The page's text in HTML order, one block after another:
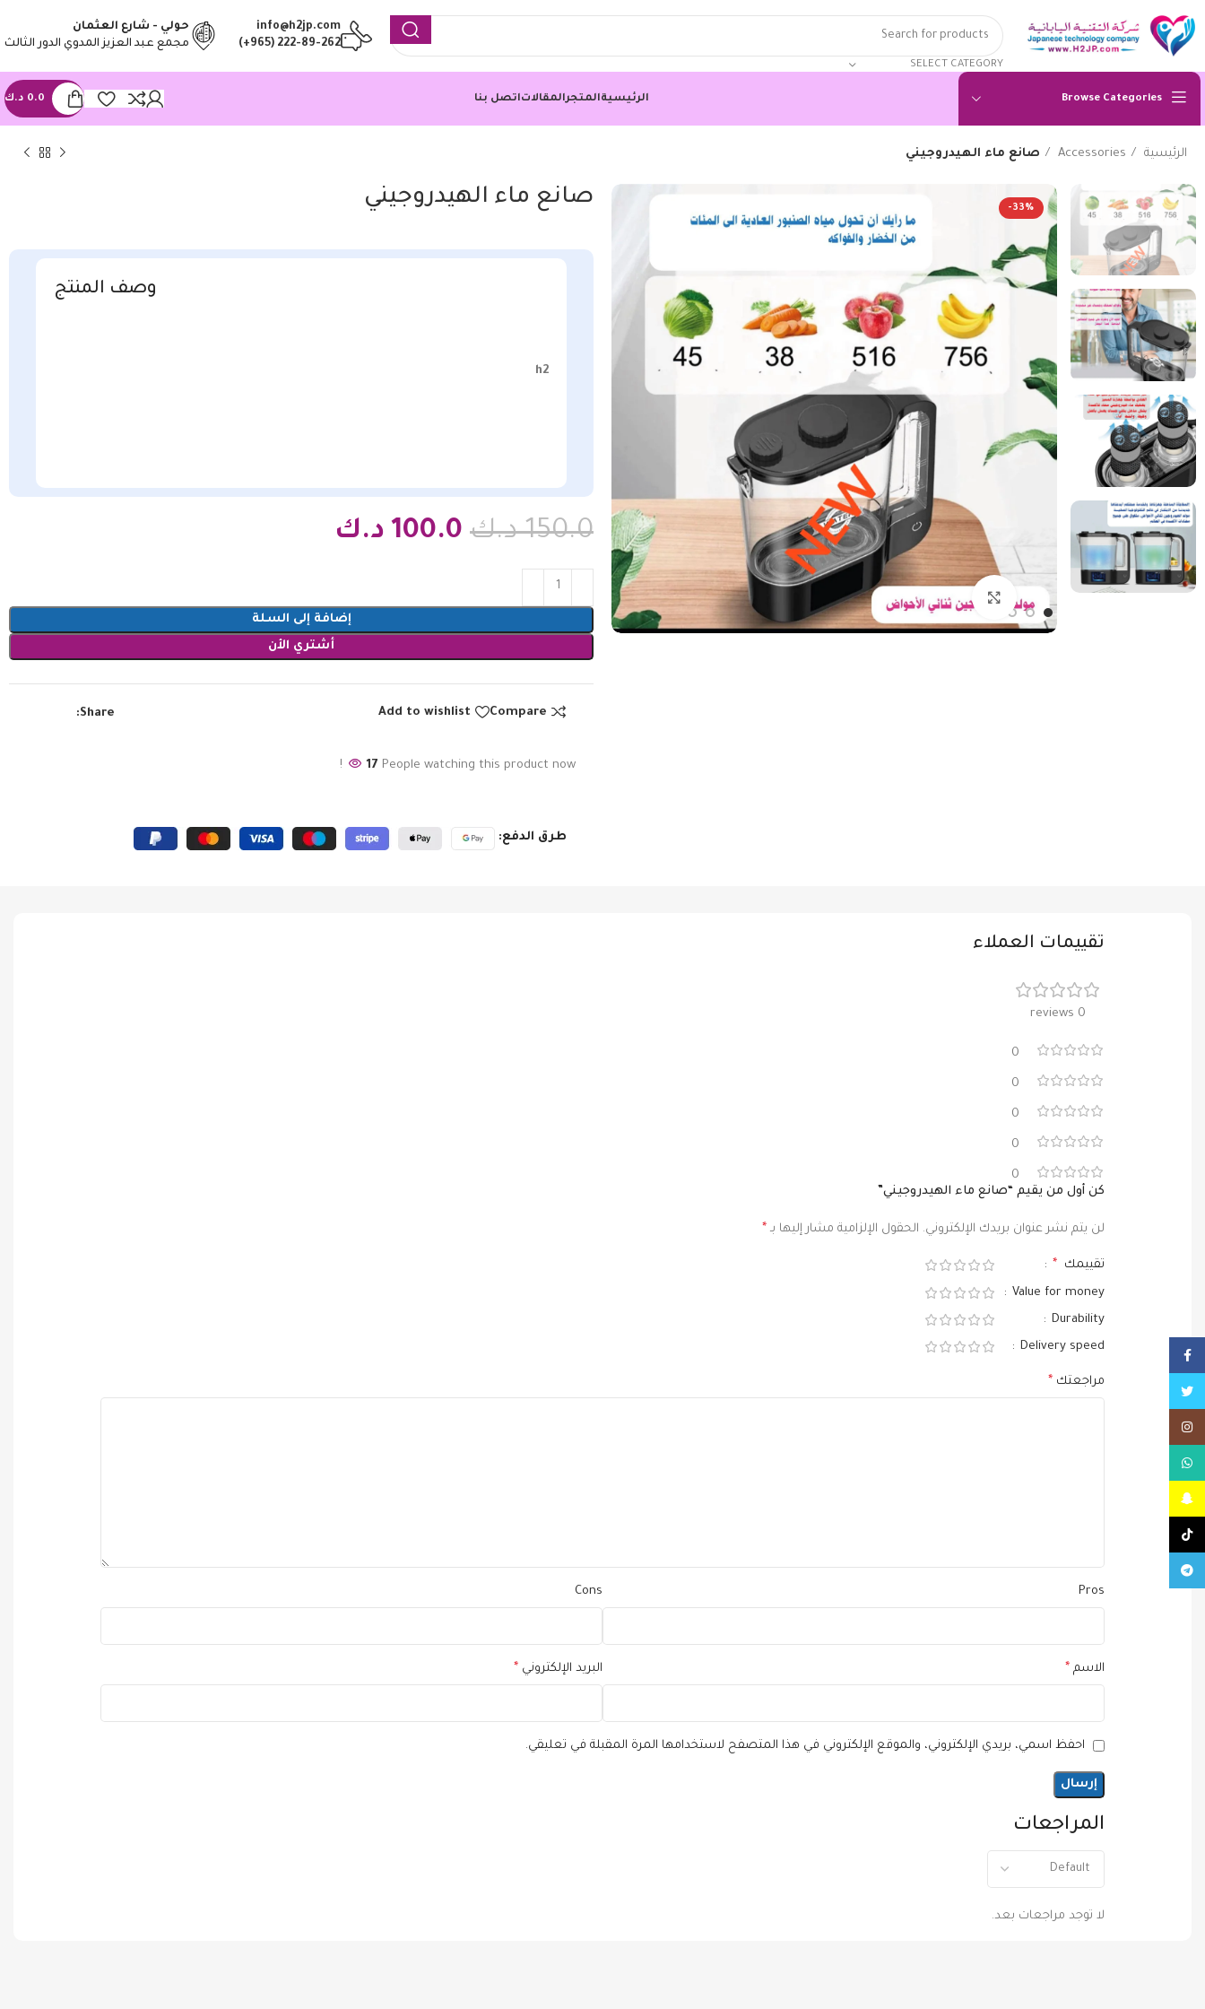
SELECT CATEGORY
info@h2jp.com
(+965) 222-89-262
حولي - شارع العثمان
مجمع عبد العزيز المدوي الدور الثالث
Browse Categories الرئيسيةالمتجرالمقالاتاتصل بنا 0.0 د.ك
الرئيسية Accessories صانع ماء الهيدروجيني
-33%
Click to enlarge
صانع ماء الهيدروجيني
وصف المنتج
h2
150.0 د.ك 100.0 د.ك
إضافة إلى السلة
أشتري الأن
Compare
Add to wishlist
Share:
17 People watching this product now!
طرق الدفع:
تقييمات العملاء
0 reviews
0
0
0
0
0
المراجعات
لا توجد مراجعات بعد.
كن أول من يقيم “صانع ماء الهيدروجيني”
لن يتم نشر عنوان بريدك الإلكتروني. الحقول الإلزامية مشار إليها بـ *
تقييمك *
Value for money
Durability
Delivery speed
مراجعتك *
Pros
Cons
الاسم * البريد الإلكتروني *
احفظ اسمي، بريدي الإلكتروني، والموقع الإلكتروني في هذا المتصفح لاستخدامها المرة المقبلة في تعليقي.